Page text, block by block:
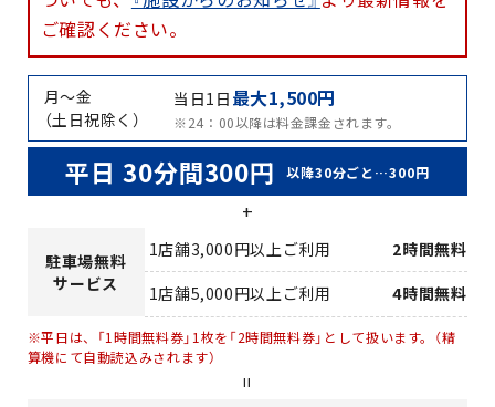
ご確認ください。
月～金
（土日祝除く）
当日1日 最大1,500円
※24：00以降は料金課金されます。
平日 30分間300円 以降30分ごと…300円
+
※平日は、「1時間無料券」1枚を「2時間無料券」として扱います。（精
算機にて自動読込みされます）
駐車場無料
サービス
1店舗3,000円以上ご利用
2時間無料
1店舗5,000円以上ご利用
4時間無料